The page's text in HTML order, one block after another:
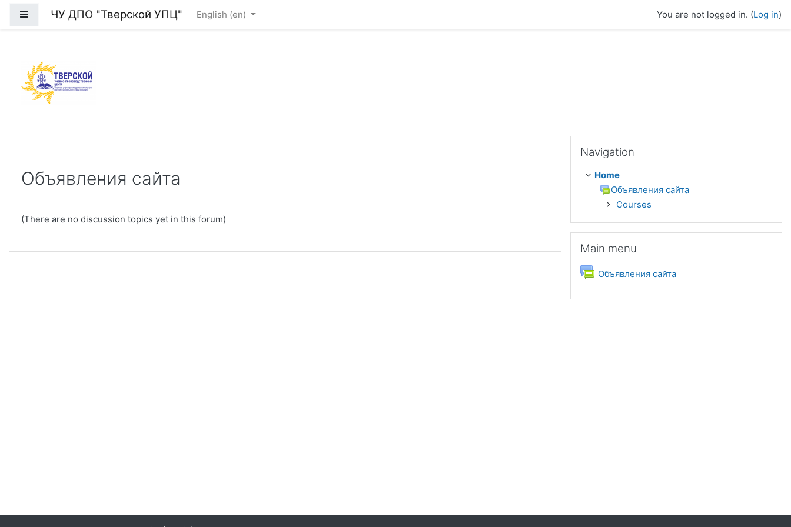
Side panel
ЧУ ДПО "Тверской УПЦ" English ‎(en)‎ You are not logged in. (Log in)
Объявления сайта
(There are no discussion topics yet in this forum)
Navigation
Home
Объявления сайта
Courses
Main menu
Объявления сайтаForum